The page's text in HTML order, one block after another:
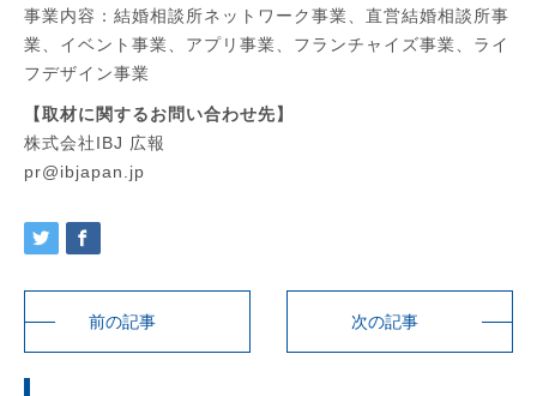
事業内容：結婚相談所ネットワーク事業、直営結婚相談所事
業、イベント事業、アプリ事業、フランチャイズ事業、ライ
フデザイン事業
【取材に関するお問い合わせ先】
株式会社IBJ 広報
pr@ibjapan.jp
前の記事 次の記事